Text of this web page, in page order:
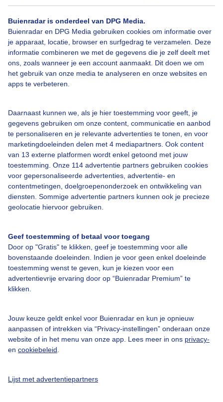
Buienradar is onderdeel van DPG Media.
Buienradar en DPG Media gebruiken cookies om informatie over
je apparaat, locatie, browser en surfgedrag te verzamelen. Deze
informatie combineren we met de gegevens die je zelf deelt met
ons, zoals wanneer je een account aanmaakt. Dit doen we om
het gebruik van onze media te analyseren en onze websites en
apps te verbeteren.
Daarnaast kunnen we, als je hier toestemming voor geeft, je
gegevens gebruiken om onze content, communicatie en aanbod
te personaliseren en je relevante advertenties te tonen, en voor
marketingdoeleinden delen met 4 mediapartners. Ook content
van 13 externe platformen wordt enkel getoond met jouw
toestemming. Onze 114 advertentie partners gebruiken cookies
voor gepersonaliseerde advertenties, advertentie- en
contentmetingen, doelgroepenonderzoek en ontwikkeling van
diensten. Sommige advertentie partners kunnen ook je precieze
geolocatie hiervoor gebruiken.
Geef toestemming of betaal voor toegang
Door op "Gratis" te klikken, geef je toestemming voor alle
bovenstaande doeleinden. Indien je voor geen enkel doeleinde
toestemming wenst te geven, kun je kiezen voor een
advertentievrije ervaring door op “Buienradar Premium” te
klikken.
Jouw keuze geldt enkel voor Buienradar en kun je opnieuw
aanpassen of intrekken via “Privacy-instellingen” onderaan onze
website of in het menu van onze app. Lees meer in ons privacy-
en cookiebeleid
Lijst met advertentiepartners
Bekijk slideshow
Over Buienradar
Bedrijfsgegevens
Veelgestelde vragen
Toegankelijkheid
Gebruikersvoorwaarden
Adverteren
Cookie beleid
Privacy instellingen